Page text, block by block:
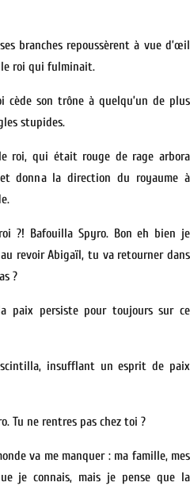
branches repoussèrent à vue d’œil
roi qui fulminait.
son trône à quelqu’un de plus
stupides.
roi, qui était rouge de rage arbora
donna la direction du royaume à
?! Bafouilla Spyro. Bon eh bien je
revoir Abigaïl, tu va retourner dans
?
paix persiste pour toujours sur ce
insufflant un esprit de paix
Tu ne rentres pas chez toi ?
va me manquer : ma famille, mes
je connais, mais je pense que la